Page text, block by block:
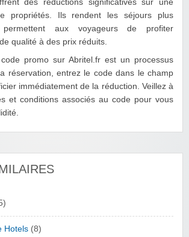
des réductions significatives sur une
propriétés. Ils rendent les séjours plus
aux voyageurs de profiter
qualité à des prix réduits.
code promo sur Abritel.fr est un processus
réservation, entrez le code dans le champ
immédiatement de la réduction. Veillez à
et conditions associés au code pour vous
Hotels (8)